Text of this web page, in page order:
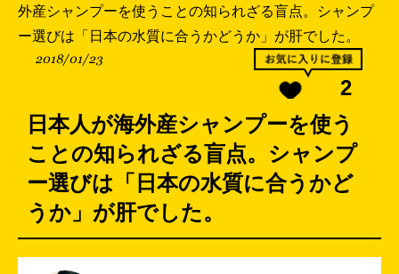
外産シャンプーを使うことの知られざる盲点。シャンプ
ー選びは「日本の水質に合うかどうか」が肝でした。
2018/01/23
2
日本人が海外産シャンプーを使う
ことの知られざる盲点。シャンプ
ー選びは「日本の水質に合うかど
うか」が肝でした。